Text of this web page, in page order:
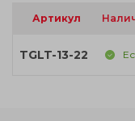
Артикул
TGLT-13-22